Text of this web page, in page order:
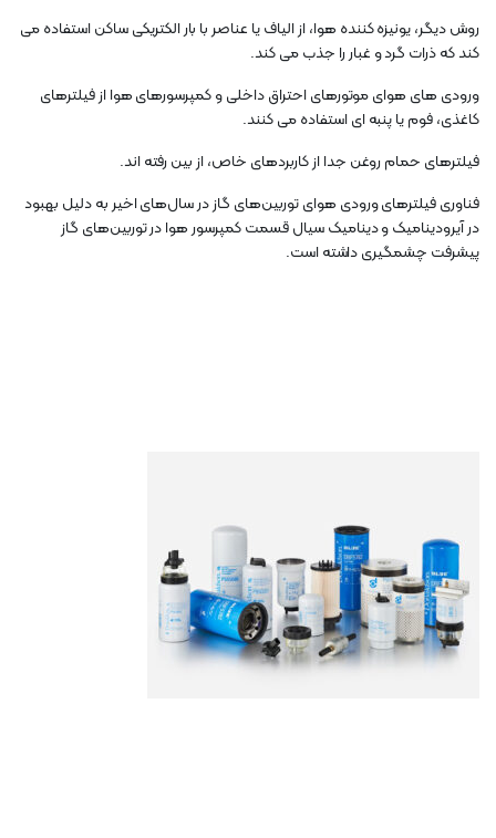
روش دیگر، یونیزه کننده هوا، از الیاف یا عناصر با بار الکتریکی ساکن استفاده می
کند که ذرات گرد و غبار را جذب می کند.
ورودی های هوای موتورهای احتراق داخلی و کمپرسورهای هوا از فیلترهای
کاغذی، فوم یا پنبه ای استفاده می کنند.
فیلترهای حمام روغن جدا از کاربردهای خاص، از بین رفته اند.
فناوری فیلترهای ورودی هوای توربین‌های گاز در سال‌های اخیر به دلیل بهبود
در آیرودینامیک و دینامیک سیال قسمت کمپرسور هوا در توربین‌های گاز
پیشرفت چشمگیری داشته است.